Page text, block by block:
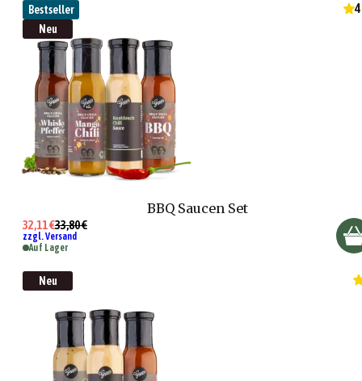
Bestseller
Neu
BBQ Saucen Set
32,11 €33,80 €
zzgl. Versand
Auf Lager
Neu